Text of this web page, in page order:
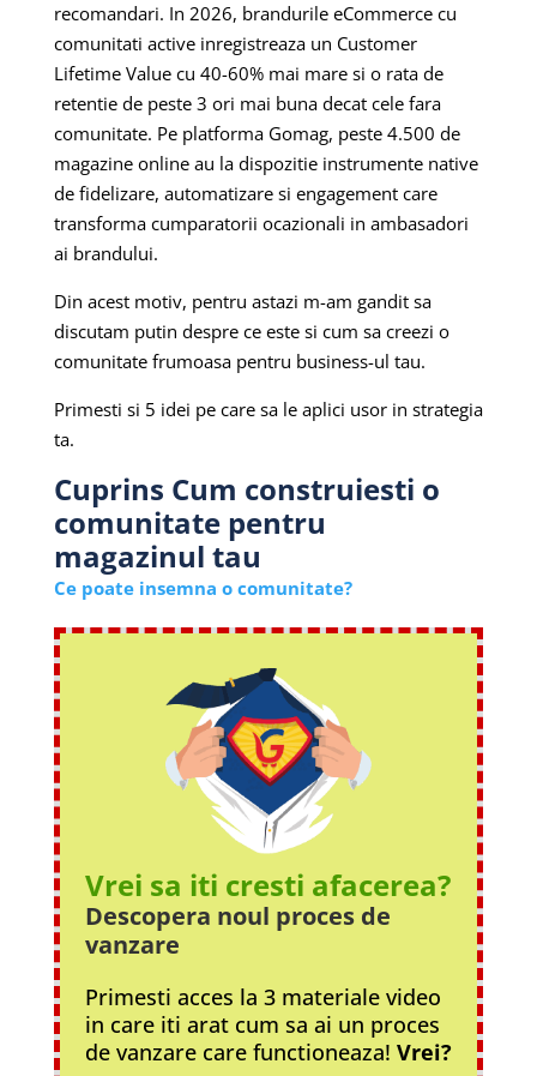
recomandari. In 2026, brandurile eCommerce cu
comunitati active inregistreaza un Customer
Lifetime Value cu 40-60% mai mare si o rata de
retentie de peste 3 ori mai buna decat cele fara
comunitate. Pe platforma Gomag, peste 4.500 de
magazine online au la dispozitie instrumente native
de fidelizare, automatizare si engagement care
transforma cumparatorii ocazionali in ambasadori
ai brandului.
Din acest motiv, pentru astazi m-am gandit sa
discutam putin despre ce este si cum sa creezi o
comunitate frumoasa pentru business-ul tau.
Primesti si 5 idei pe care sa le aplici usor in strategia
ta.
Cuprins Cum construiesti o
comunitate pentru
magazinul tau
Ce poate insemna o comunitate?
Vrei sa iti cresti afacerea?
Descopera noul procesde
vanzare
Primesti acces la 3 materiale video
in care iti arat cum sa ai un proces
de vanzare care functioneaza! Vrei?